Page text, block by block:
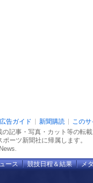
広告ガイド 新聞購読
この
記事・写真・カット等の転
ポーツ新聞社に帰属します。
ース 競技日程＆結果 メ